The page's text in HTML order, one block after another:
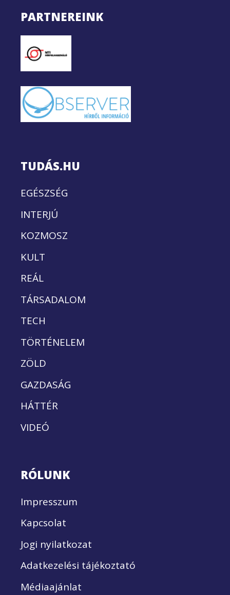
PARTNEREINK
TUDÁS.HU
EGÉSZSÉG
INTERJÚ
KOZMOSZ
KULT
REÁL
TÁRSADALOM
TECH
TÖRTÉNELEM
ZÖLD
GAZDASÁG
HÁTTÉR
VIDEÓ
RÓLUNK
Impresszum
Kapcsolat
Jogi nyilatkozat
Adatkezelési tájékoztató
Médiaajánlat